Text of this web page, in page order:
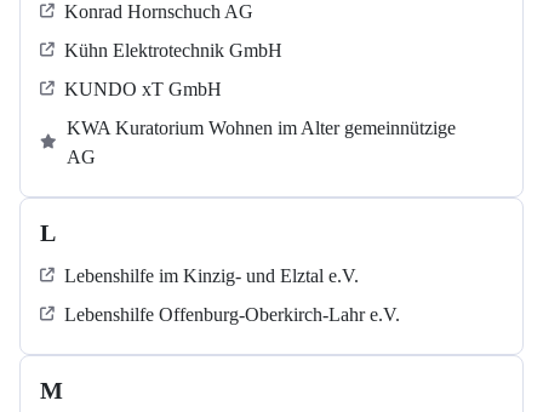
Konrad Hornschuch AG
Kühn Elektrotechnik GmbH
KUNDO xT GmbH
KWA Kuratorium Wohnen im Alter gemeinnützige
AG
L
Lebenshilfe im Kinzig-​​​ und Elztal e.V.
Lebenshilfe Offenburg-Oberkirch-Lahr e.V.
M